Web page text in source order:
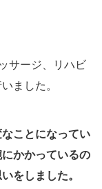
サージ、リハビ
ました。
ことになってい
かかっているの
をしました。